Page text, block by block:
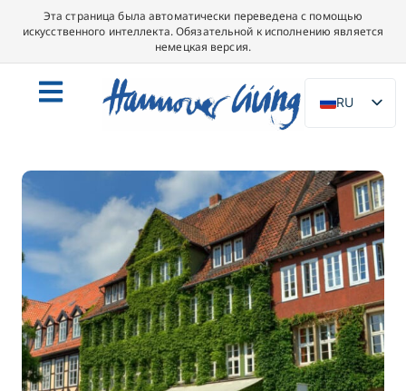
Эта страница была автоматически переведена с помощью
искусственного интеллекта. Обязательной к исполнению является
немецкая версия.
RU
DE
NL
PL
ES
IT
DA
SV
FR